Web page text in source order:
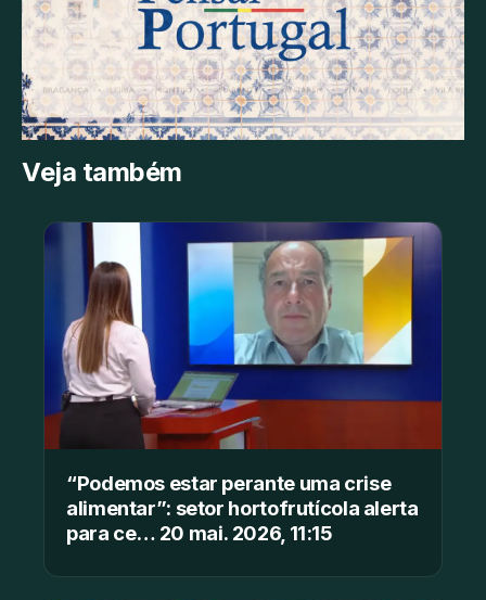
Veja também
“Podemos estar perante uma crise
alimentar”: setor hortofrutícola alerta
para ce… 20 mai. 2026, 11:15